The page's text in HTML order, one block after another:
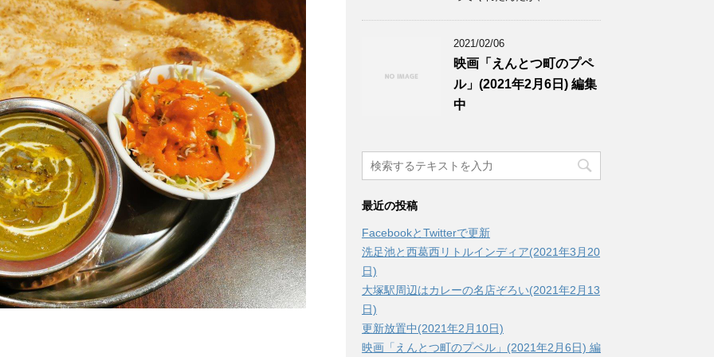
2021/02/06
映画「えんとつ町のプペ
ル」(2021年2月6日) 編集
中
最近の投稿
FacebookとTwitterで更新
洗足池と西葛西リトルインディア(2021年3月20
日)
大塚駅周辺はカレーの名店ぞろい(2021年2月13
日)
更新放置中(2021年2月10日)
映画「えんとつ町のプペル」(2021年2月6日) 編